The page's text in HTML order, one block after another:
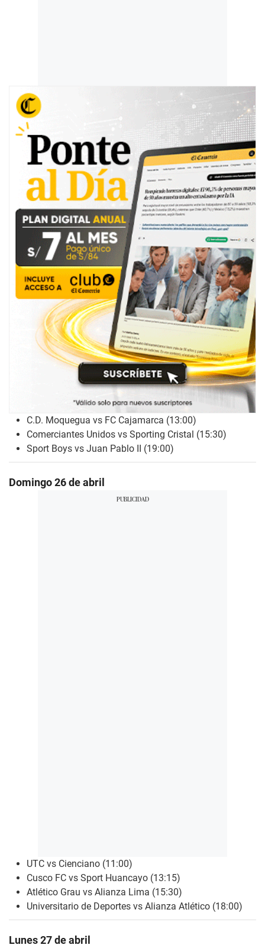
C.D. Moquegua vs FC Cajamarca (13:00)
Comerciantes Unidos vs Sporting Cristal (15:30)
Sport Boys vs Juan Pablo II (19:00)
Domingo 26 de abril
UTC vs Cienciano (11:00)
Cusco FC vs Sport Huancayo (13:15)
Atlético Grau vs Alianza Lima (15:30)
Universitario de Deportes vs Alianza Atlético (18:00)
Lunes 27 de abril